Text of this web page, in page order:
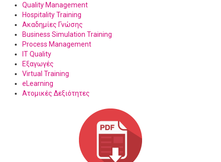
Keynote Speeches
Συνέδρια
Πελατολόγιο
Open Trainings
Φωτογραφίες
Quality Management
Hospitality Training
Ακαδημίες Γνώσης
Business Simulation Training
Process Management
IT Quality
Εξαγωγές
Virtual Training
eLearning
Ατομικές Δεξιότητες